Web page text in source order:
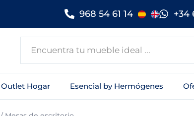
968 54 61 14 +34
Outlet Hogar Esencial by Hermógenes